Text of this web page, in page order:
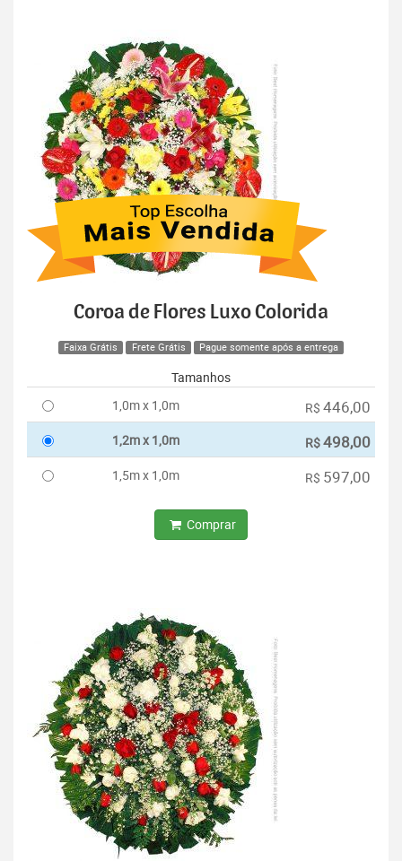
Coroa de Flores Luxo Colorida
Faixa Grátis Frete Grátis Pague somente após a entrega
Tamanhos
1,0m x 1,0m
R$ 446,00
1,2m x 1,0m R$498,00
1,5m x 1,0m R$ 597,00
Comprar